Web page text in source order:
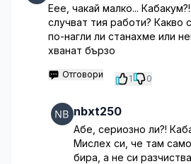
Еее, чакай малко...
случват тия работи? Какво
по-нагли ли станахме или
хванат бързо
Отговори 1 0
nbxt250
Абе, сериозно ли?!
Мислех си, че там
бира, а не си